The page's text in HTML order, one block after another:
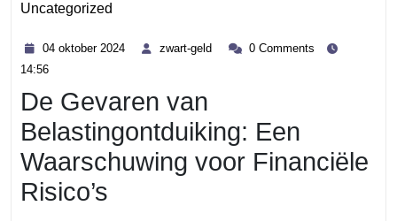
Uncategorized
04 oktober 2024 zwart-geld
zwart- 0 Comments
14:56
De Gevaren van
Belastingontduiking: Een
Waarschuwing voor Financiële
Risico’s